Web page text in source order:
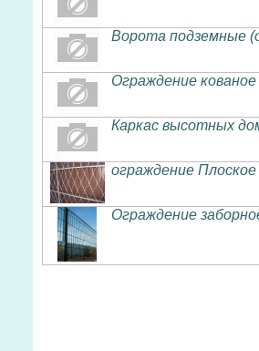
Ворота подземные
Ограждение
Каркас высотных
ограждение
Ограждение